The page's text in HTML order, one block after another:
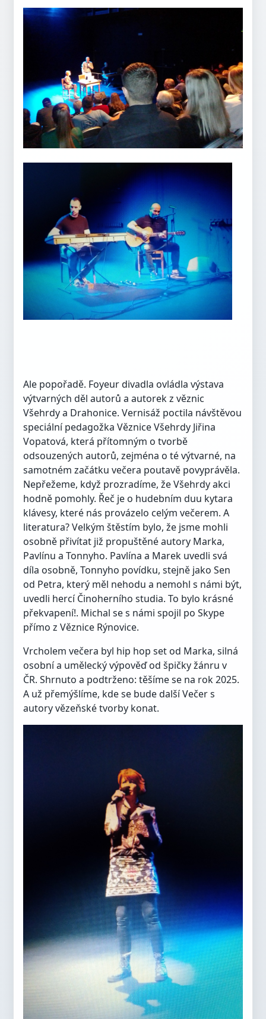
Ale popořadě. Foyeur divadla ovládla výstava
výtvarných děl autorů a autorek z věznic
Všehrdy a Drahonice. Vernisáž poctila návštěvou
speciální pedagožka Věznice Všehrdy Jiřina
Vopatová, která přítomným o tvorbě
odsouzených autorů, zejména o té výtvarné, na
samotném začátku večera poutavě povyprávěla.
Nepřežeme, když prozradíme, že Všehrdy akci
hodně pomohly. Řeč je o hudebním duu kytara
klávesy, které nás provázelo celým večerem. A
literatura? Velkým štěstím bylo, že jsme mohli
osobně přivítat již propuštěné autory Marka,
Pavlínu a Tonnyho. Pavlína a Marek uvedli svá
díla osobně, Tonnyho povídku, stejně jako Sen
od Petra, který měl nehodu a nemohl s námi být,
uvedli hercí Činoherního studia. To bylo krásné
překvapení!. Michal se s námi spojil po Skype
přímo z Věznice Rýnovice.
Vrcholem večera byl hip hop set od Marka, silná
osobní a umělecký výpověď od špičky žánru v
ČR. Shrnuto a podtrženo: těšíme se na rok 2025.
A už přemýšlíme, kde se bude další Večer s
autory vězeňské tvorby konat.